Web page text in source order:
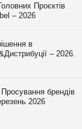
Проєктів
– 2026
в
– 2026.
брендів
2026